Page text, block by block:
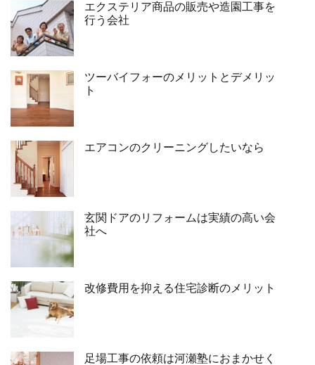
エクステリア商品の販売や造園工事を
行う会社
ツーバイフォーのメリットとデメリッ
ト
エアコンのクリーニングしたいなら
玄関ドアのリフォームは実績の高い会
社へ
改修費用を抑える住宅診断のメリット
足場工事の依頼は河瀬塾におまかせく